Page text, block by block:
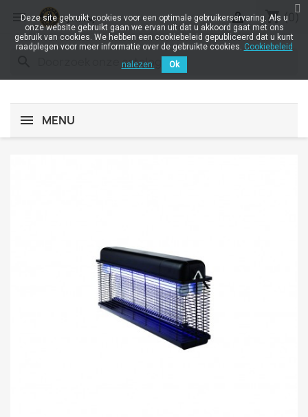
 shopping_cart (0)

MENU
Deze site gebruikt cookies voor een optimale gebruikerservaring. Als u
onze website gebruikt gaan we ervan uit dat u akkoord gaat met ons
gebruik van cookies. We hebben een cookiebeleid gepubliceerd dat u kunt
raadplegen voor meer informatie over de gebruikte cookies. Cookiebeleid
nalezen.
Ok